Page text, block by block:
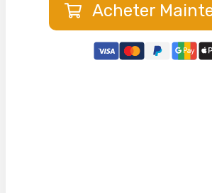
Acheter